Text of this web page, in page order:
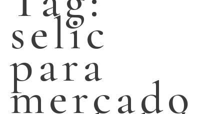
selic
para
mercado